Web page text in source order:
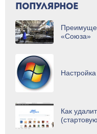
ПОПУЛЯРНОЕ
«Союза»
Как